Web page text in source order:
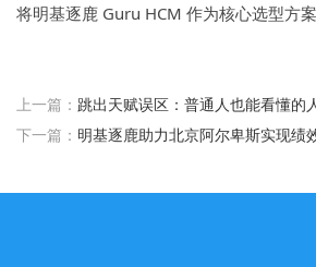
将明基逐鹿 Guru HCM 作为核心选型方案
上一篇： 跳出天赋误区：普通人也能看懂的
下一篇： 明基逐鹿助力北京阿尔卑斯实现绩